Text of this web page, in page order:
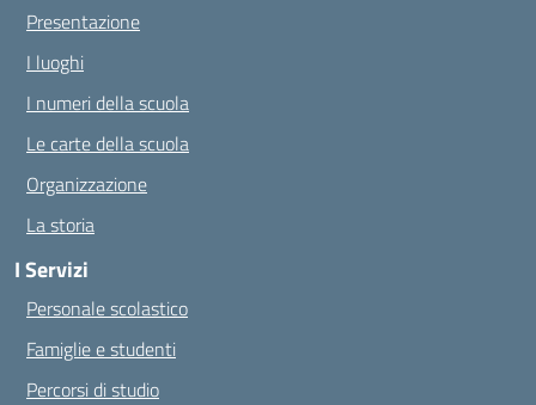
Presentazione
I luoghi
I numeri della scuola
Le carte della scuola
Organizzazione
La storia
I Servizi
Personale scolastico
Famiglie e studenti
Percorsi di studio